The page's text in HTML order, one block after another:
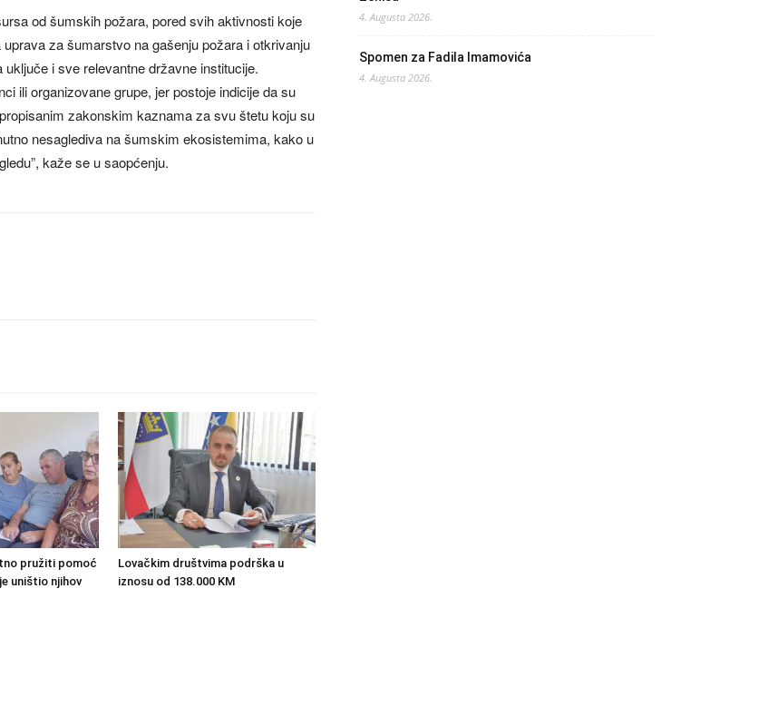
od šumskih požara, pored svih aktivnosti koje
za šumarstvo na gašenju požara i otkrivanju
i sve relevantne državne institucije.
ili organizovane grupe, jer postoje indicije da su
zakonskim kaznama za svu štetu koju su
nesaglediva na šumskim ekosistemima, kako u
kaže se u saopćenju.
pružiti pomoć
uništio njihov
Lovačkim društvima podrška u
iznosu od 138.000 KM
4. Augusta 2026.
Spomen za Fadila Imamovića
4. Augusta 2026.